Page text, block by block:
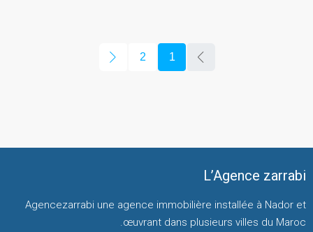
1
2
L’Agence zarrabi
Agencezarrabi une agence immobilière installée à Nador et
œuvrant dans plusieurs villes du Maroc.